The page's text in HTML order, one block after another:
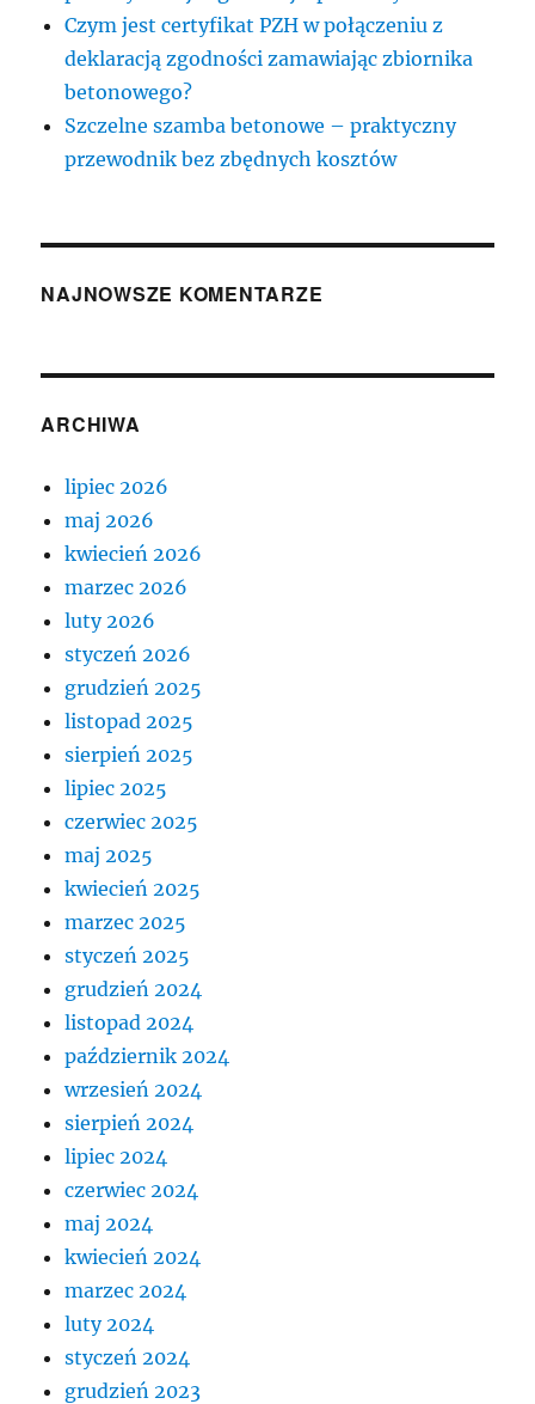
Czym jest certyfikat PZH w połączeniu z
deklaracją zgodności zamawiając zbiornika
betonowego?
Szczelne szamba betonowe – praktyczny
przewodnik bez zbędnych kosztów
NAJNOWSZE KOMENTARZE
ARCHIWA
lipiec 2026
maj 2026
kwiecień 2026
marzec 2026
luty 2026
styczeń 2026
grudzień 2025
listopad 2025
sierpień 2025
lipiec 2025
czerwiec 2025
maj 2025
kwiecień 2025
marzec 2025
styczeń 2025
grudzień 2024
listopad 2024
październik 2024
wrzesień 2024
sierpień 2024
lipiec 2024
czerwiec 2024
maj 2024
kwiecień 2024
marzec 2024
luty 2024
styczeń 2024
grudzień 2023